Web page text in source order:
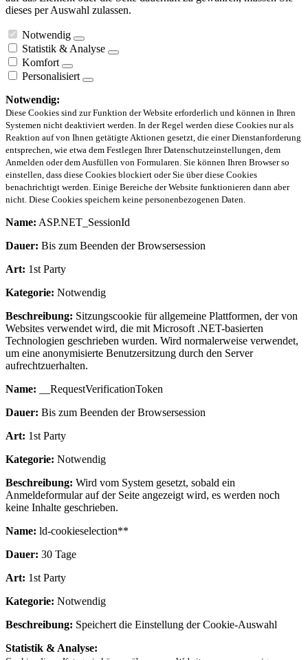
dieses per Auswahl zulassen.
Notwendig
Statistik & Analyse
Komfort
Personalisiert
Notwendig:
Diese Cookies sind zur Funktion der Website erforderlich und können in Ihren
Systemen nicht deaktiviert werden. In der Regel werden diese Cookies nur als
Reaktion auf von Ihnen getätigte Aktionen gesetzt, die einer Dienstanforderung
entsprechen, wie etwa dem Festlegen Ihrer Datenschutzeinstellungen, dem
Anmelden oder dem Ausfüllen von Formularen. Sie können Ihren Browser so
einstellen, dass diese Cookies blockiert oder Sie über diese Cookies
benachrichtigt werden. Einige Bereiche der Website funktionieren dann aber
nicht. Diese Cookies speichern keine personenbezogenen Daten.
Name: ASP.NET_SessionId
Dauer: Bis zum Beenden der Browsersession
Art: 1st Party
Kategorie: Notwendig
Beschreibung: Sitzungscookie für allgemeine Plattformen, der von
Websites verwendet wird, die mit Microsoft .NET-basierten
Technologien geschrieben wurden. Wird normalerweise verwendet,
um eine anonymisierte Benutzersitzung durch den Server
aufrechtzuerhalten.
Name: __RequestVerificationToken
Dauer: Bis zum Beenden der Browsersession
Art: 1st Party
Kategorie: Notwendig
Beschreibung: Wird vom System gesetzt, sobald ein
Anmeldeformular auf der Seite angezeigt wird, es werden noch
keine Inhalte geschrieben.
Name: ld-cookieselection**
Dauer: 30 Tage
Art: 1st Party
Kategorie: Notwendig
Beschreibung: Speichert die Einstellung der Cookie-Auswahl
Statistik & Analyse: